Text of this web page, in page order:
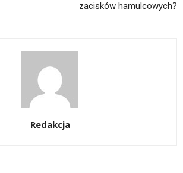
zacisków hamulcowych?
Redakcja